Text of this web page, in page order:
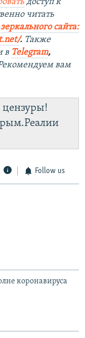
доступ к
читать
зеркального сайта:
. ​ Также
в Telegram,
вам
цензуры!
Follow us
коронавируса